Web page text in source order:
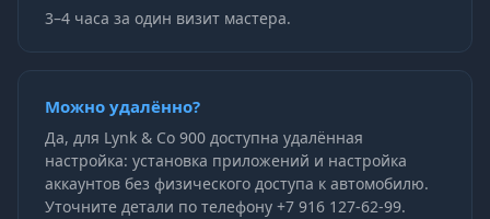
3–4 часа за один визит мастера.
Можно удалённо?
Да, для Lynk & Co 900 доступна удалённая
настройка: установка приложений и настройка
аккаунтов без физического доступа к автомобилю.
Уточните детали по телефону +7 916 127-62-99.